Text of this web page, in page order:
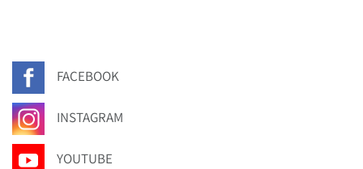
FACEBOOK
INSTAGRAM
YOUTUBE